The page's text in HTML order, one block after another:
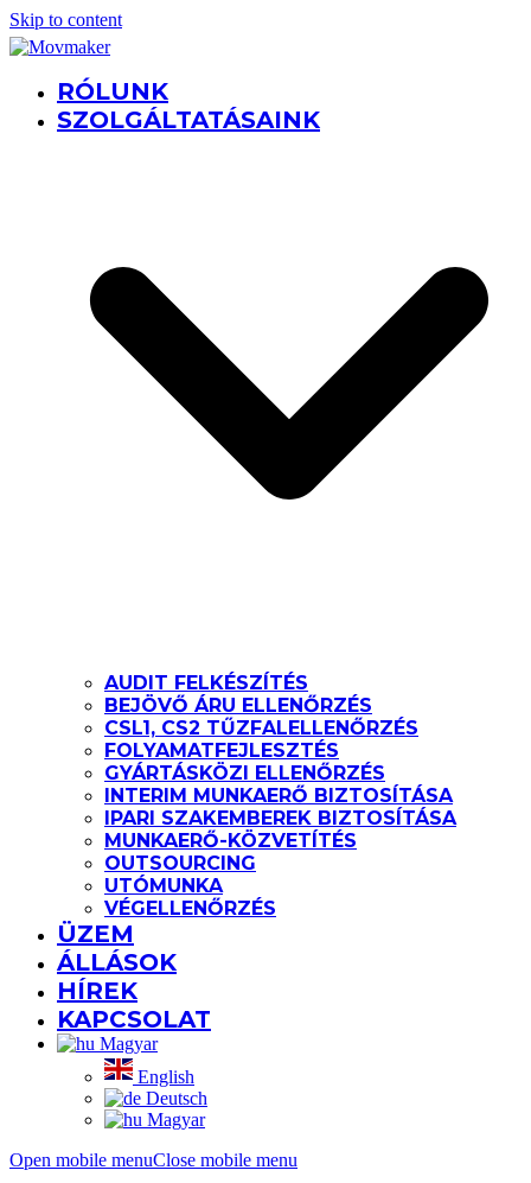
Skip to content
RÓLUNK
SZOLGÁLTATÁSAINK
AUDIT FELKÉSZÍTÉS
BEJÖVŐ ÁRU ELLENŐRZÉS
CSL1, CS2 TŰZFALELLENŐRZÉS
FOLYAMATFEJLESZTÉS
GYÁRTÁSKÖZI ELLENŐRZÉS
INTERIM MUNKAERŐ BIZTOSÍTÁSA
IPARI SZAKEMBEREK BIZTOSÍTÁSA
MUNKAERŐ-KÖZVETÍTÉS
OUTSOURCING
UTÓMUNKA
VÉGELLENŐRZÉS
ÜZEM
ÁLLÁSOK
HÍREK
KAPCSOLAT
Magyar
English
Deutsch
Magyar
Open mobile menuClose mobile menu